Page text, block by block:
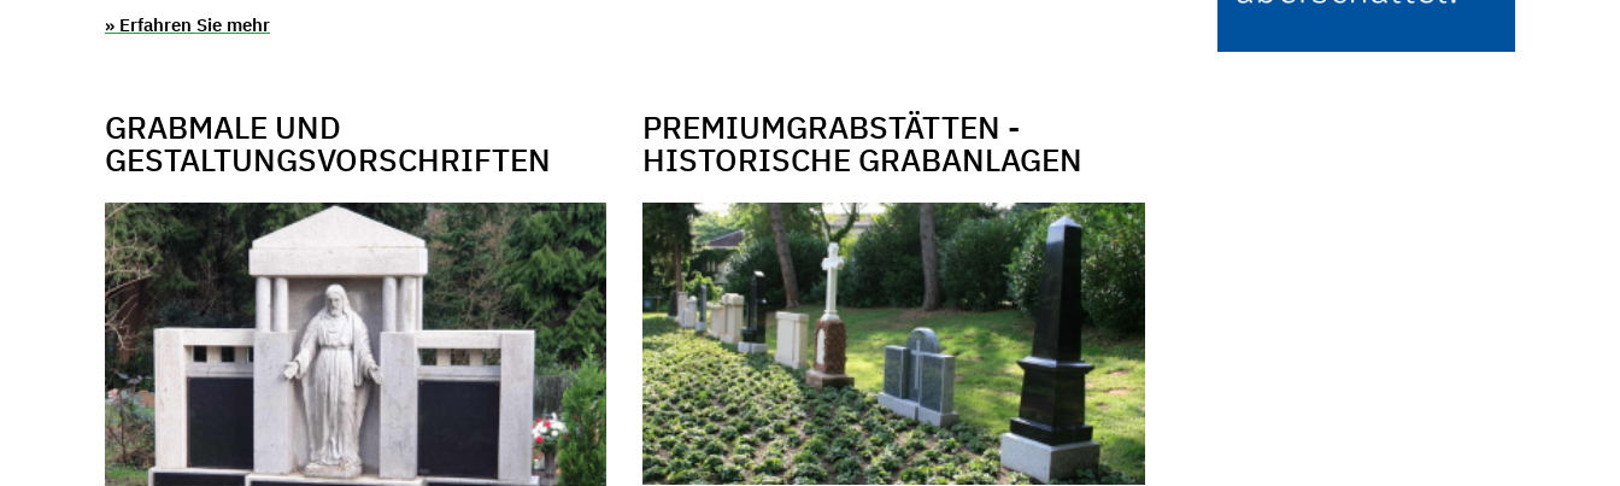
» Erfahren Sie mehr
GRABMALE UND
GESTALTUNGSVORSCHRIFTEN
PREMIUMGRABSTÄTTEN -
HISTORISCHE GRABANLAGEN